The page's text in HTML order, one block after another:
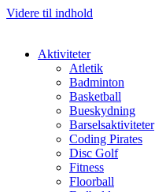
Videre til indhold
Aktiviteter
Atletik
Badminton
Basketball
Bueskydning
Barselsaktiviteter
Coding Pirates
Disc Golf
Fitness
Floorball